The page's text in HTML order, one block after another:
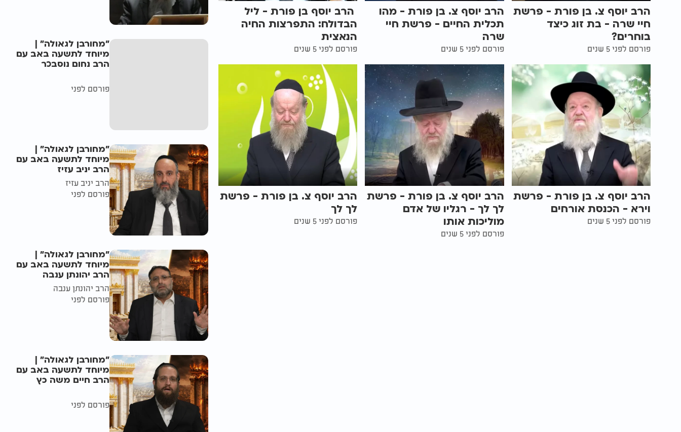
הרב יוסף צ. בן פורת - פרשת
חיי שרה - בת זוג כיצד
בוחרים?
פורסם לפני 5 שנים
הרב יוסף צ. בן פורת - מהו
תכלית החיים - פרשת חיי
שרה
פורסם לפני 5 שנים
הרב יוסף בן פורת - ליל
הבדולח: התפרצות החיה
הנאצית
פורסם לפני 5 שנים
הרב יוסף צ. בן פורת - פרשת
וירא - הכנסת אורחים
פורסם לפני 5 שנים
הרב יוסף צ. בן פורת - פרשת
לך לך - רגליו של אדם
מוליכות אותו
פורסם לפני 5 שנים
הרב יוסף צ. בן פורת - פרשת
לך לך
פורסם לפני 5 שנים
"מחורבן לגאולה" |
מיוחד לתשעה באב עם
הרב נחום נוסבכר
פורסם לפני
"מחורבן לגאולה" |
מיוחד לתשעה באב עם
הרב יניב עזיז
הרב יניב עזיז
פורסם לפני
"מחורבן לגאולה" |
מיוחד לתשעה באב עם
הרב יהונתן ענבה
הרב יהונתן ענבה
פורסם לפני
"מחורבן לגאולה" |
מיוחד לתשעה באב עם
הרב חיים משה כץ
פורסם לפני